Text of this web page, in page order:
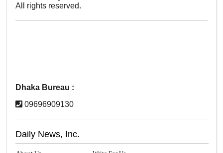
All rights reserved.
Dhaka Bureau :
09696909130
Daily News, Inc.